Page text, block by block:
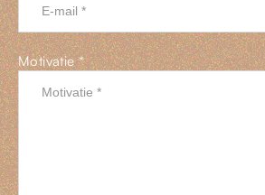
Motivatie *